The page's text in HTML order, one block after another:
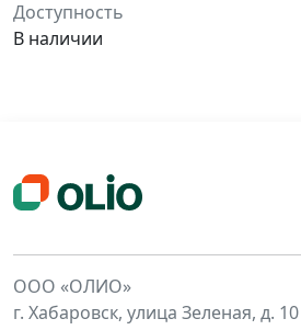
Доступность
В наличии
ООО «ОЛИО»
г. Хабаровск, улица Зеленая, д. 10